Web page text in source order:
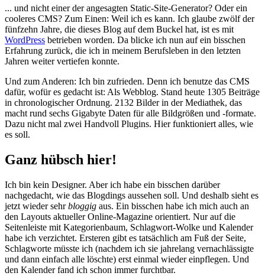
... und nicht einer der angesagten Static-Site-Generator? Oder ein
cooleres CMS? Zum Einen: Weil ich es kann. Ich glaube zwölf der
fünfzehn Jahre, die dieses Blog auf dem Buckel hat, ist es mit
WordPress betrieben worden. Da blicke ich nun auf ein bisschen
Erfahrung zurück, die ich in meinem Berufsleben in den letzten
Jahren weiter vertiefen konnte.
Und zum Anderen: Ich bin zufrieden. Denn ich benutze das CMS
dafür, wofür es gedacht ist: Als Webblog. Stand heute 1305 Beiträge
in chronologischer Ordnung. 2132 Bilder in der Mediathek, das
macht rund sechs Gigabyte Daten für alle Bildgrößen und -formate.
Dazu nicht mal zwei Handvoll Plugins. Hier funktioniert alles, wie
es soll.
Ganz hübsch hier!
Ich bin kein Designer. Aber ich habe ein bisschen darüber
nachgedacht, wie das Blogdings aussehen soll. Und deshalb sieht es
jetzt wieder sehrbloggig aus. Ein bisschen habe ich mich auch an
den Layouts aktueller Online-Magazine orientiert. Nur auf die
Seitenleiste mit Kategorienbaum, Schlagwort-Wolke und Kalender
habe ich verzichtet. Ersteren gibt es tatsächlich am Fuß der Seite,
Schlagworte müsste ich (nachdem ich sie jahrelang vernachlässigte
und dann einfach alle löschte) erst einmal wieder einpflegen. Und
den Kalender fand ich schon immer furchtbar.